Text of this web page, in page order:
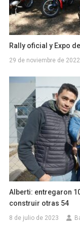
Rally oficial y Expo
29 de noviembre de 2022
Alberti: entregaron
construir otras 54
8 de julio de 2023